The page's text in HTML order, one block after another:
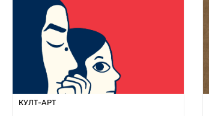
КУЛТ-АРТ